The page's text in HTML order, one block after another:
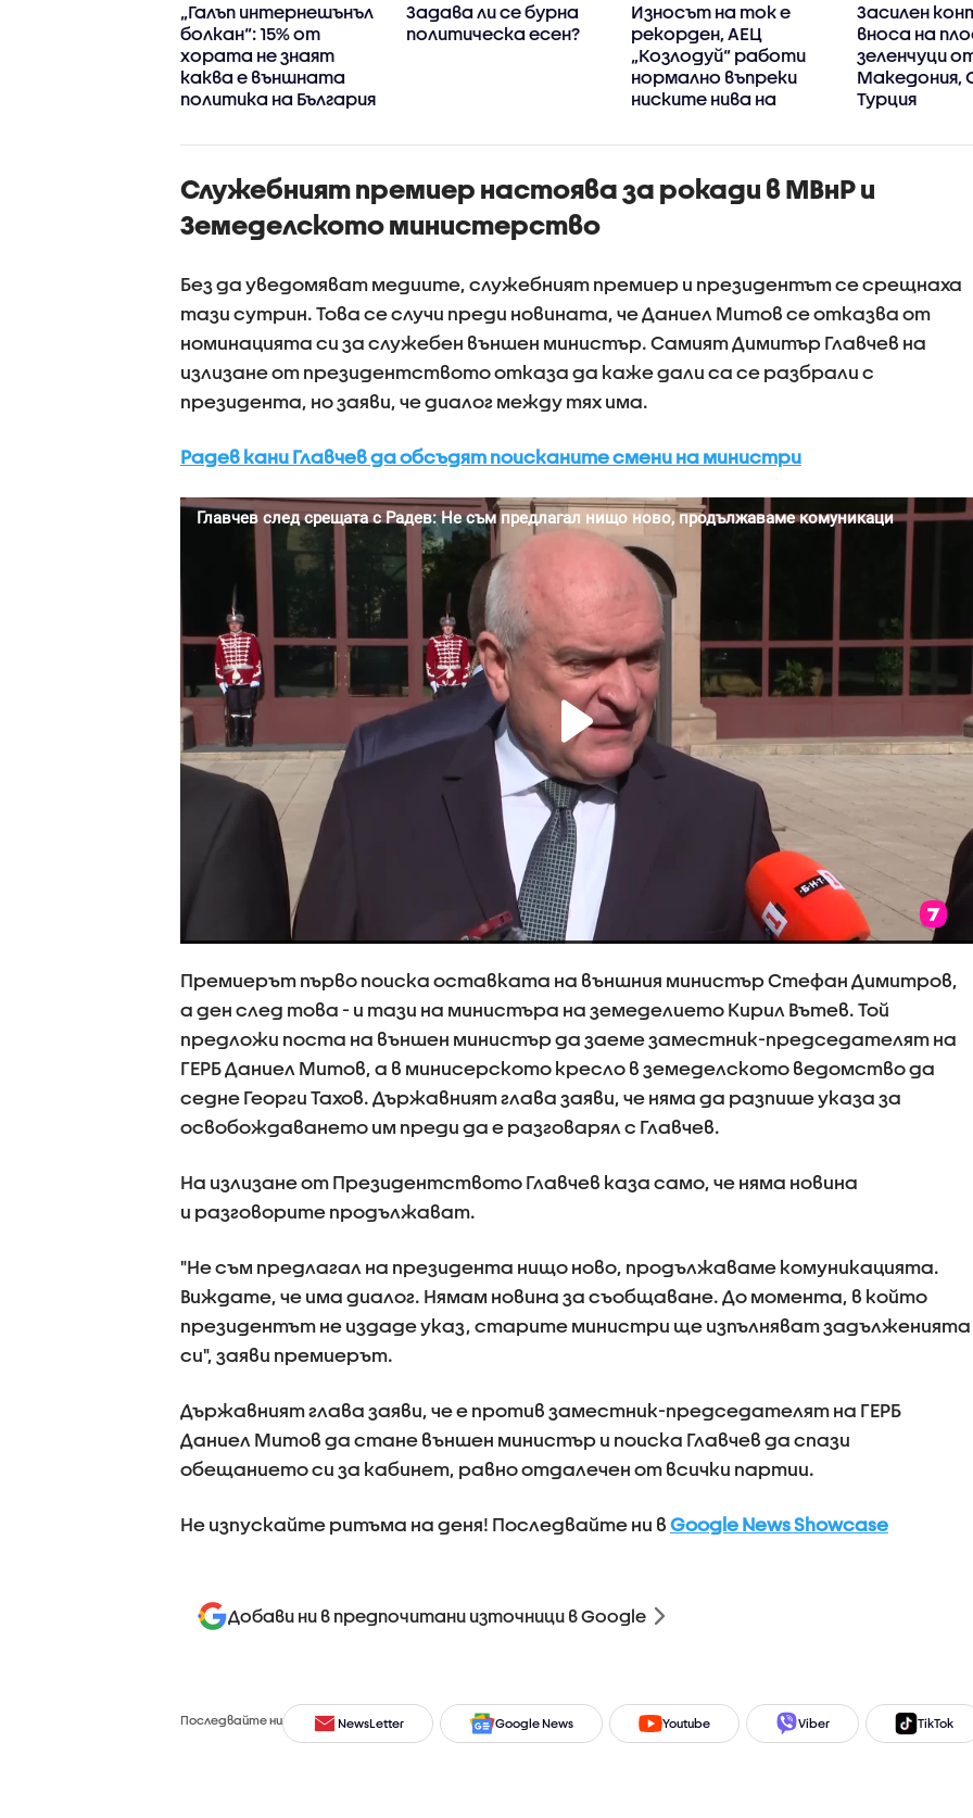
„Галъп интернешънъл
болкан“: 15% от
хората не знаят
каква е външната
политика на България
Задава ли се бурна
политическа есен?
Износът на ток е
рекорден, АЕЦ
„Козлодуй“ работи
нормално въпреки
ниските нива на
енергийният
Засилен
вноса на
зеленчуци от
Македония,
Турция
Служебният премиер настоява за рокади в МВнР и
Земеделското министерство
Без да уведомяват медиите, служебният премиер и президентът се срещнаха
тази сутрин. Това се случи преди новината, че Даниел Митов се отказва от
номинацията си за служебен външен министър. Самият Димитър Главчев на
излизане от президентството отказа да каже дали са се разбрали с
президента, но заяви, че диалог между тях има.
Радев кани Главчев да обсъдят поисканите смени на министри
Премиерът първо поиска оставката на външния министър Стефан Димитров,
а ден след това - и тази на министъра на земеделието Кирил Вътев. Той
предложи поста на външен министър да заеме заместник-председателят на
ГЕРБ Даниел Митов, а в минисерското кресло в земеделското ведомство да
седне Георги Тахов. Държавният глава заяви, че няма да разпише указа за
освобождаването им преди да е разговарял с Главчев.
На излизане от Президентството Главчев каза само, че няма новина
и разговорите продължават.
"Не съм предлагал на президента нищо ново, продължаваме комуникацията.
Виждате, че има диалог. Нямам новина за съобщаване. До момента, в който
президентът не издаде указ, старите министри ще изпълняват задълженията
си", заяви премиерът.
Държавният глава заяви, че е против заместник-председателят на ГЕРБ
Даниел Митов да стане външен министър и поиска Главчев да спази
обещанието си за кабинет, равно отдалечен от всички партии.
Не изпускайте ритъма на деня! Последвайте ни в Google News Showcase
Добави ни в предпочитани източници в Google
Последвайте ни NewsLetter Google News Youtube Viber TikTok